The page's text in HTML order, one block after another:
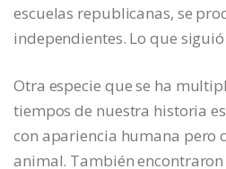
escuelas republicanas, se
independientes. Lo que
Otra especie que se ha
tiempos de nuestra historia
con apariencia humana pero
animal. También encontraron